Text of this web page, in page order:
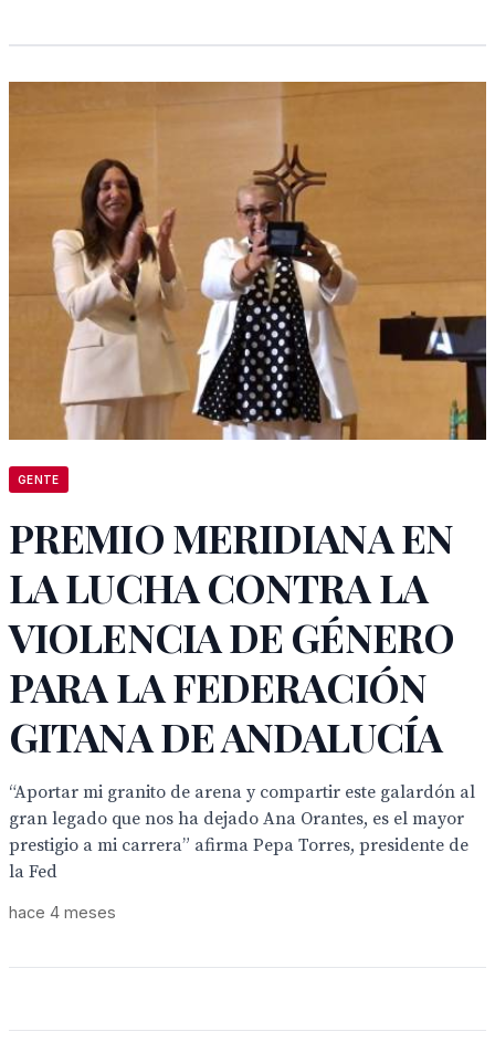
GENTE
PREMIO MERIDIANA EN
LA LUCHA CONTRA LA
VIOLENCIA DE GÉNERO
PARA LA FEDERACIÓN
GITANA DE ANDALUCÍA
“Aportar mi granito de arena y compartir este galardón al
gran legado que nos ha dejado Ana Orantes, es el mayor
prestigio a mi carrera” afirma Pepa Torres, presidente de
la Fed
hace 4 meses